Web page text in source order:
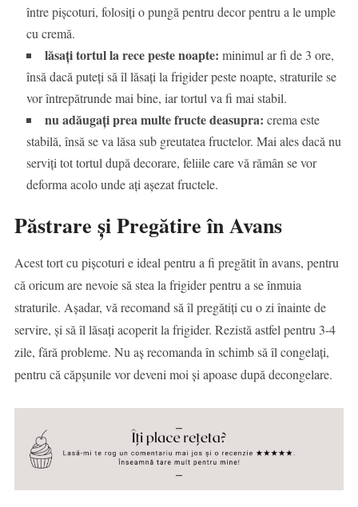
între pișcoturi, folosiți o pungă pentru decor pentru a le umple
cu cremă.
lăsați tortul la rece peste noapte: minimul ar fi de 3 ore,
însă dacă puteți să îl lăsați la frigider peste noapte, straturile se
vor întrepătrunde mai bine, iar tortul va fi mai stabil.
nu adăugați prea multe fructe deasupra: crema este
stabilă, însă se va lăsa sub greutatea fructelor. Mai ales dacă nu
serviți tot tortul după decorare, feliile care vă rămân se vor
deforma acolo unde ați așezat fructele.
Păstrare și Pregătire în Avans
Acest tort cu pișcoturi e ideal pentru a fi pregătit în avans, pentru
că oricum are nevoie să stea la frigider pentru a se înmuia
straturile. Așadar, vă recomand să îl pregătiți cu o zi înainte de
servire, și să îl lăsați acoperit la frigider. Rezistă astfel pentru 3-4
zile, fără probleme. Nu aș recomanda în schimb să îl congelați,
pentru că căpșunile vor deveni moi și apoase după decongelare.